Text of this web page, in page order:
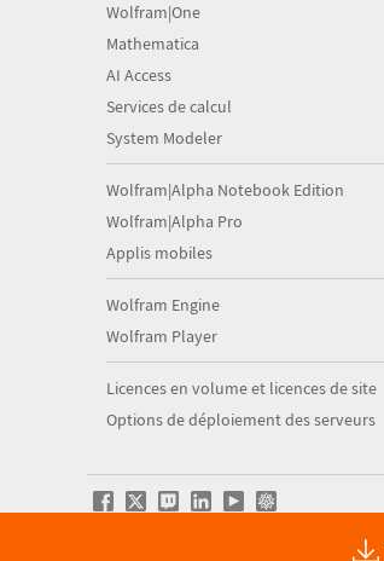
Wolfram|One
Mathematica
AI Access
Services de calcul
System Modeler
Wolfram|Alpha Notebook Edition
Wolfram|Alpha Pro
Applis mobiles
Wolfram Engine
Wolfram Player
Licences en volume et licences de site
Options de déploiement des serveurs